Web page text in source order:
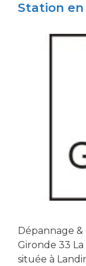
Station en
Dépannage
Gironde 33 La
située à